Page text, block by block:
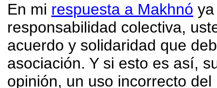
En mi respuesta a Makhnó
responsabilidad colectiva,
acuerdo y solidaridad que
asociación. Y si esto es así,
opinión, un uso incorrecto